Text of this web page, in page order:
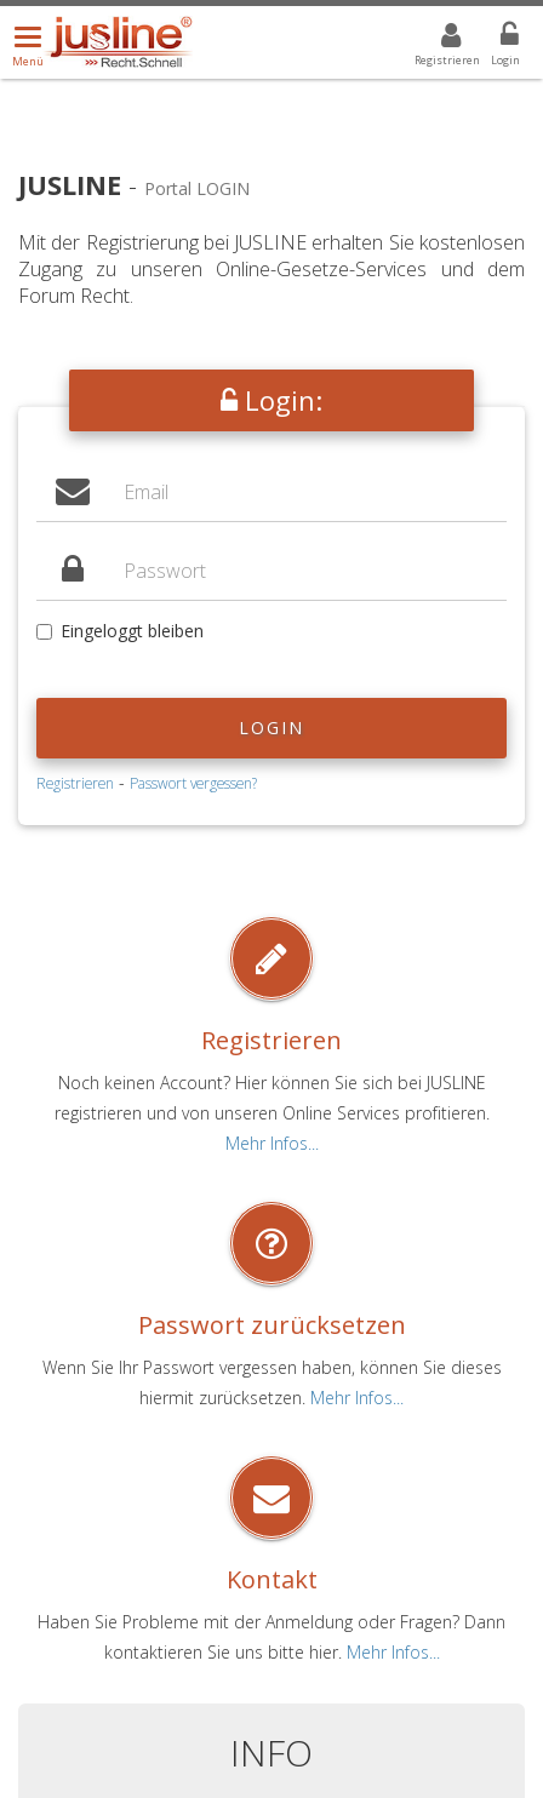
Registrieren Login
Menü
öffnen/schließen
Menü
ALLE DROPDOWN: GEWÄHLTER WERT IST ALLE
JUSLINE - Portal LOGIN
Mit der Registrierung bei JUSLINE erhalten Sie kostenlosen
Zugang zu unseren Online-Gesetze-Services und dem
Forum Recht.
Login:
Eingeloggt bleiben
LOGIN
Registrieren - Passwort vergessen?
Registrieren
Noch keinen Account? Hier können Sie sich bei JUSLINE
registrieren und von unseren Online Services profitieren.
Mehr Infos...
Passwort zurücksetzen
Wenn Sie Ihr Passwort vergessen haben, können Sie dieses
hiermit zurücksetzen. Mehr Infos...
Kontakt
Haben Sie Probleme mit der Anmeldung oder Fragen? Dann
kontaktieren Sie uns bitte hier. Mehr Infos...
INFO